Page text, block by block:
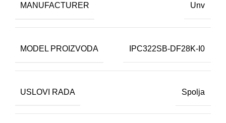
MANUFACTURER Unv
MODEL PROIZVODA IPC322SB-DF28K-I0
USLOVI RADA Spolja